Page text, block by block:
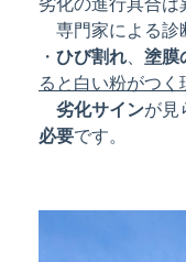
劣化の進行具合は
専門家による診
・ ひび割れ 塗膜
ると白い粉がつく
劣化サインが見
必要です。